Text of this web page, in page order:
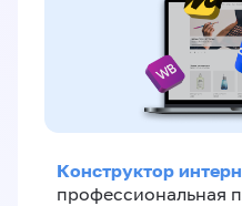
Конструктор
профессиональная